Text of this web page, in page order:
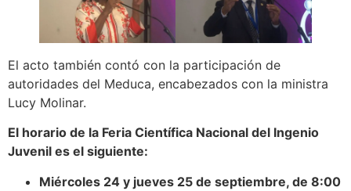
El acto también contó con la participación de
autoridades del Meduca, encabezados con la ministra
Lucy Molinar.
El horario de la Feria Científica Nacional del Ingenio
Juvenil es el siguiente:
Miércoles 24 y jueves 25 de septiembre, de 8:00